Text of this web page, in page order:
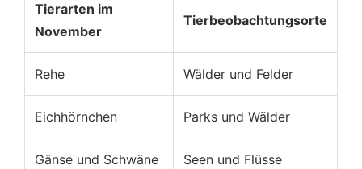
Tierarten im
November
Tierbeobachtungsorte
Rehe Wälder und Felder
Eichhörnchen Parks und Wälder
Gänse und Schwäne Seen und Flüsse